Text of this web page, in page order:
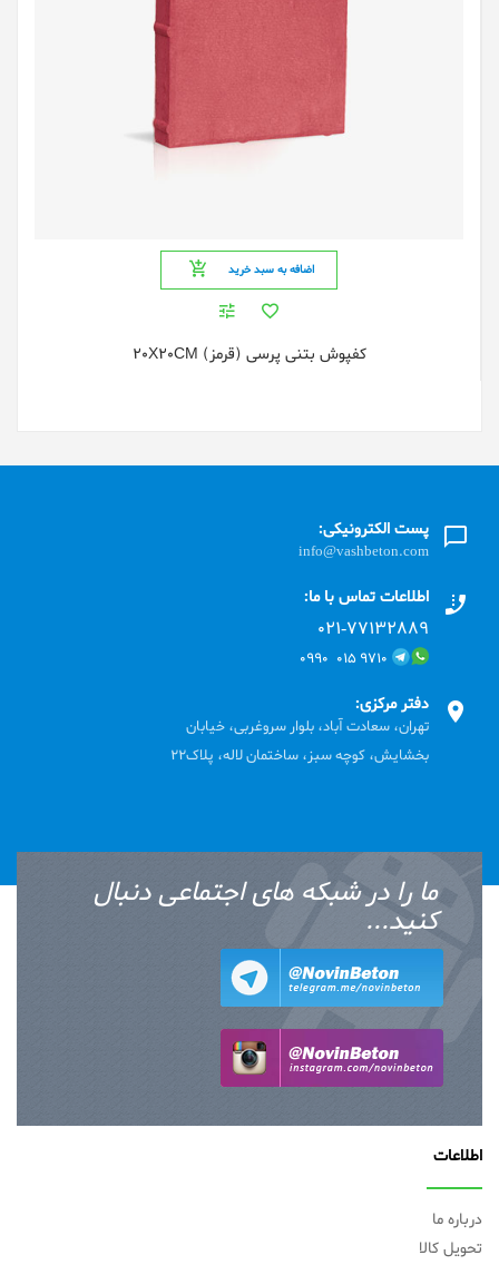
اضافه به سبد خرید
کفپوش بتنی پرسی (قرمز) 20X20CM
پست الکترونیکی:
info@vashbeton.com
اطلاعات تماس با ما:
۰۲۱-۷۷۱٣۲۸۸۹
۹۷۱۰ ۰۱۵ ۰۹۹۰
دفتر مرکزی:
تهران، سعادت آباد، بلوار سروغربی، خیابان
بخشایش، کوچه سبز، ساختمان لاله، پلاک22
ما را در شبکه های اجتماعی دنبال
کنید...
اطلاعات
درباره ما
تحویل کالا